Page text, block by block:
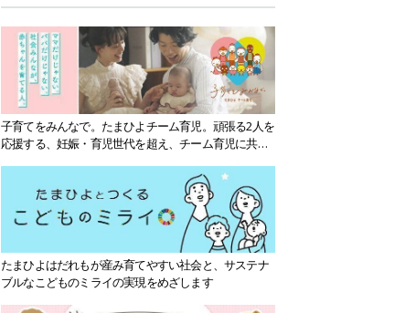
子育てをみんなで。たまひよチーム育児。頑張る2人を
応援する、妊娠・育児世代を超え、チーム育児に共感
たまひよはだれもが産み育てやすい社会と、サステナ
ブルなこどものミライの実現をめざします